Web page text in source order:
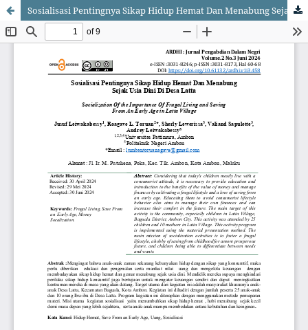
Sosialisasi Pentingnya Sikap Hidup Hemat Dan Menabung Sejak Usia Dini Di Desa Latta